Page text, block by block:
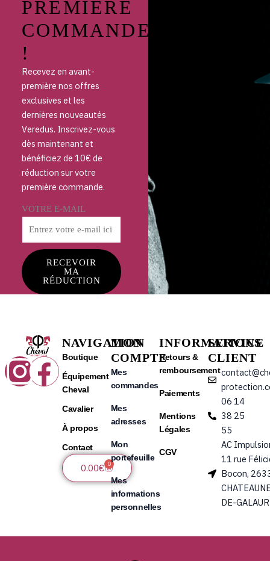
PREMIÈRE
COMMANDE
!
Recevez en avant-
première nos offres
exclusives et les
dernières nouveautés
Veredus. Inscrivez-vous
dès maintenant et
bénéficiez de 10€ de
réduction sur votre
première commande.
VOTRE E-MAIL
RECEVOIR
MA
RÉDUCTION
Instagram
Facebook
NAVIGATION
Boutique
Équipement
Cheval
Cavalier
À propos
Contact
0.00€ 0
Panier
MON
COMPTE
Mes
commandes
Mes
adresses
Mon
portefeuille
Mes
informations
personnelles
INFORMATIONS
Retours &
remboursement
Paiements
Mentions
Légales
CGV
SERVICE
CLIENT
06 14
38 25
55
AC
11 rue
Bocon,
DE-